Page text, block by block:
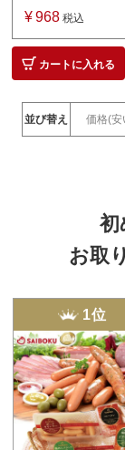
¥ 968 税込
カートに入れる
並び替え 価格(安
初
お取
1位